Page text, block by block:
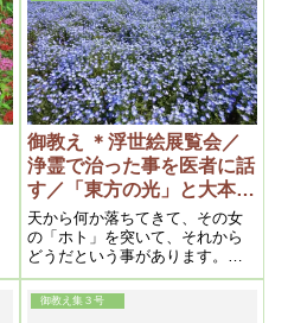
御教え ＊浮世絵展覧会／
浄霊で治った事を医者に話
す／「東方の光」と大本教
(御教え集16号 昭和27年11
月5日）
天から何か落ちてきて、その女
の「ホト」を突いて、それから
どうだという事があります。そ
ういう様な意味で、房州という
のは閨房けいぼうというわけで
す。その「ホト」から生まれた
御教え集３号